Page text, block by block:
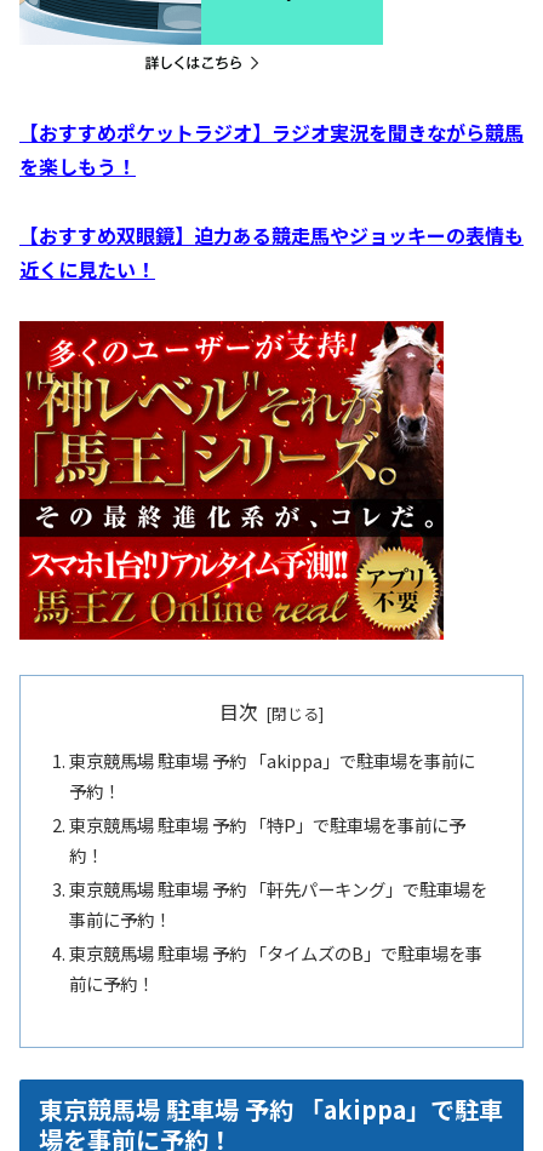
【おすすめポケットラジオ】ラジオ実況を聞きながら競馬
を楽しもう！
【おすすめ双眼鏡】迫力ある競走馬やジョッキーの表情も
近くに見たい！
目次
東京競馬場 駐車場 予約 「akippa」で駐車場を事前に
予約！
東京競馬場 駐車場 予約 「特P」で駐車場を事前に予
約！
東京競馬場 駐車場 予約 「軒先パーキング」で駐車場を
事前に予約！
東京競馬場 駐車場 予約 「タイムズのB」で駐車場を事
前に予約！
東京競馬場 駐車場 予約 「akippa」で駐車
場を事前に予約！